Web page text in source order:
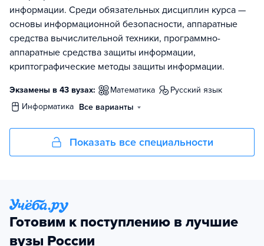
информации. Среди обязательных дисциплин курса —
основы информационной безопасности, аппаратные
средства вычислительной техники, программно-
аппаратные средства защиты информации,
криптографические методы защиты информации.
Экзамены в 43 вузах: математика
русский язык
информатика Все варианты
Показать все специальности
Готовим к поступлению в лучшие
вузы России